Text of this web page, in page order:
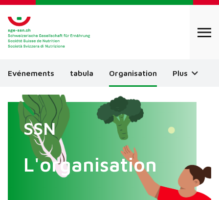
Evénements tabula Organisation Plus
SSN
L'organisation